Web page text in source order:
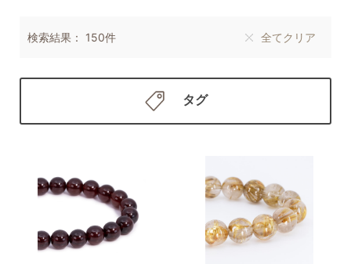
検索結果： 150件 全てクリア
タグ